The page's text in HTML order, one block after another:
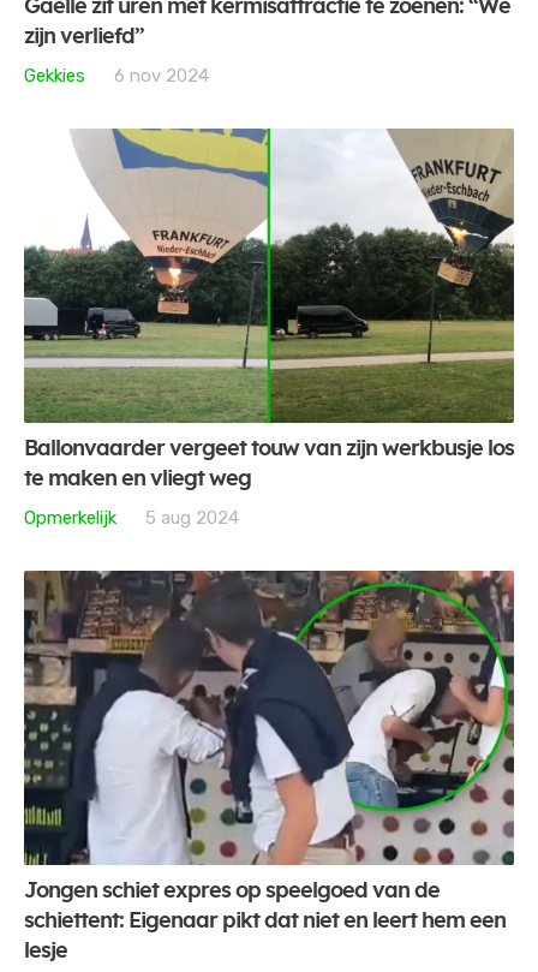
Gaëlle zit uren met kermisattractie te zoenen: “We
zijn verliefd”
Gekkies
6 nov 2024
Ballonvaarder vergeet touw van zijn werkbusje los
te maken en vliegt weg
Opmerkelijk
5 aug 2024
Jongen schiet expres op speelgoed van de
schiettent: Eigenaar pikt dat niet en leert hem een
lesje